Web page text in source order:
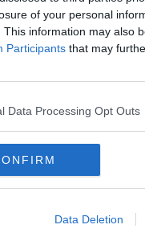
of your personal
This information may also
Participants that may
Data Processing Opt Outs
Data Deletion
iscriviti alla
nella tua casella di
piana di lucca